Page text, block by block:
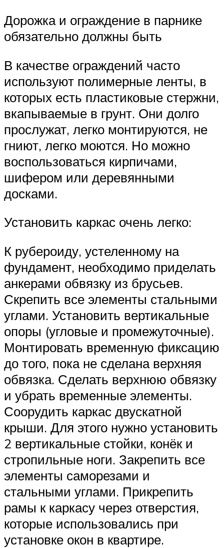
Дорожка и ограждение в парнике
обязательно должны быть
В качестве ограждений часто
используют полимерные ленты, в
которых есть пластиковые стержни,
вкапываемые в грунт. Они долго
прослужат, легко монтируются, не
гниют, легко моются. Но можно
воспользоваться кирпичами,
шифером или деревянными
досками.
Установить каркас очень легко:
К рубероиду, устеленному на
фундамент, необходимо приделать
анкерами обвязку из брусьев.
Скрепить все элементы стальными
углами. Установить вертикальные
опоры (угловые и промежуточные).
Монтировать временную фиксацию
до того, пока не сделана верхняя
обвязка. Сделать верхнюю обвязку
и убрать временные элементы.
Соорудить каркас двускатной
крыши. Для этого нужно установить
2 вертикальные стойки, конёк и
стропильные ноги. Закрепить все
элементы саморезами и
стальными углами. Прикрепить
рамы к каркасу через отверстия,
которые использовались при
установке окон в квартире.